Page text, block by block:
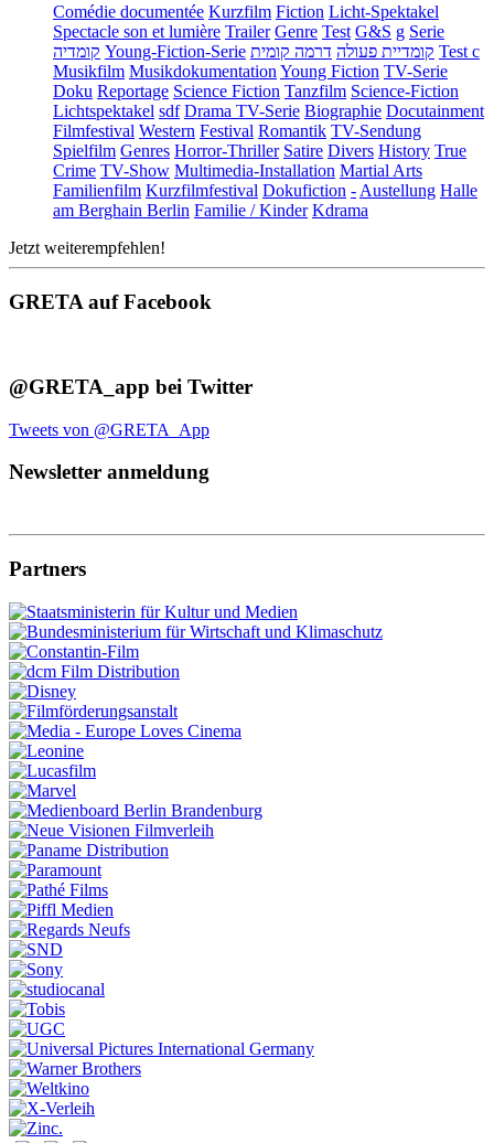
Comédie documentée Kurzfilm Fiction Licht-Spektakel
Spectacle son et lumière Trailer Genre Test G&S g Serie
קומדיה Young-Fiction-Serie קומדיית פעולה דרמה קומית
Test c
Musikfilm Musikdokumentation Young Fiction TV-Serie
Doku Reportage Science Fiction Tanzfilm Science-Fiction
Lichtspektakel sdf Drama TV-Serie Biographie Docutainment
Filmfestival Western Festival Romantik TV-Sendung
Spielfilm Genres Horror-Thriller Satire Divers History True
Crime TV-Show Multimedia-Installation Martial Arts
Familienfilm Kurzfilmfestival Dokufiction - Austellung Halle
am Berghain Berlin Familie / Kinder Kdrama
Jetzt weiterempfehlen!
GRETA auf Facebook
@GRETA_app bei Twitter
Tweets von @GRETA_App
Newsletter anmeldung
Partners